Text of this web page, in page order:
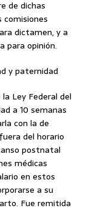
de dichas
dictamen, y a
para opinión.
y paternidad
Ley Federal del
a 10 semanas
con la de
del horario
postnatal
médicas
en estos
a su
Fue remitida